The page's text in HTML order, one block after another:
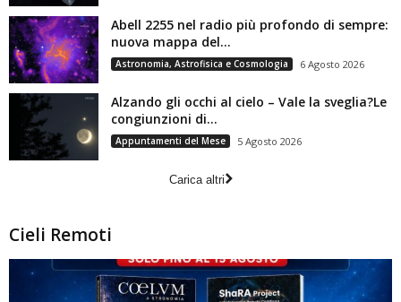
Abell 2255 nel radio più profondo di sempre:
nuova mappa del...
Astronomia, Astrofisica e Cosmologia 6 Agosto 2026
Alzando gli occhi al cielo – Vale la sveglia?Le
congiunzioni di...
Appuntamenti del Mese 5 Agosto 2026
Carica altri
Cieli Remoti